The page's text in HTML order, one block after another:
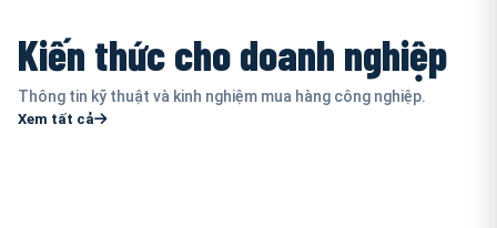
Kiến thức cho doanh nghiệp
Thông tin kỹ thuật và kinh nghiệm mua hàng công nghiệp.
Xem tất cả